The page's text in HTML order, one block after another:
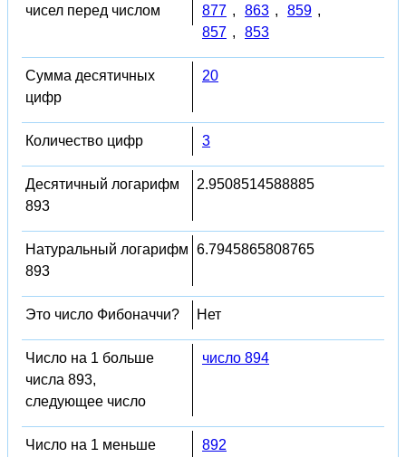
чисел перед числом
877 , 863 , 859 ,
857 , 853
Сумма десятичных
цифр
20
Количество цифр 3
Десятичный логарифм
893
2.9508514588885
Натуральный логарифм
893
6.7945865808765
Это число Фибоначчи? Нет
Число на 1 больше
числа 893,
следующее число
число 894
Число на 1 меньше
892